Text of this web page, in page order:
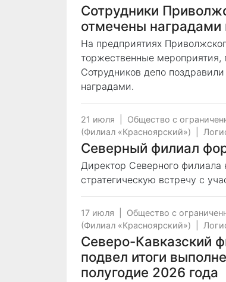
Сотрудники
отмечены
На предприятиях
торжественные
Сотрудников депо
наградами.
21 июля
Общество с
(Филиал «Красноярский»)
Северный филиал
Директор Северного
стратегическую встречу с
17 июля
Общество с
(Филиал «Красноярский»)
Северо-Кавказский
подвел итоги
полугодие 2026 года